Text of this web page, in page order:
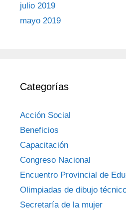
julio 2019
mayo 2019
Categorías
Acción Social
Beneficios
Capacitación
Congreso Nacional
Encuentro Provincial de
Olimpiadas de dibujo
Secretaría de la mujer